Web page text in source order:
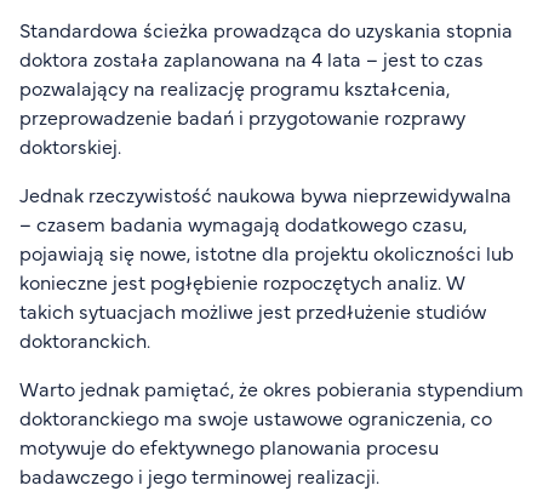
Standardowa ścieżka prowadząca do uzyskania stopnia
doktora została zaplanowana na 4 lata – jest to czas
pozwalający na realizację programu kształcenia,
przeprowadzenie badań i przygotowanie rozprawy
doktorskiej.
Jednak rzeczywistość naukowa bywa nieprzewidywalna
– czasem badania wymagają dodatkowego czasu,
pojawiają się nowe, istotne dla projektu okoliczności lub
konieczne jest pogłębienie rozpoczętych analiz. W
takich sytuacjach możliwe jest przedłużenie studiów
doktoranckich.
Warto jednak pamiętać, że okres pobierania stypendium
doktoranckiego ma swoje ustawowe ograniczenia, co
motywuje do efektywnego planowania procesu
badawczego i jego terminowej realizacji.